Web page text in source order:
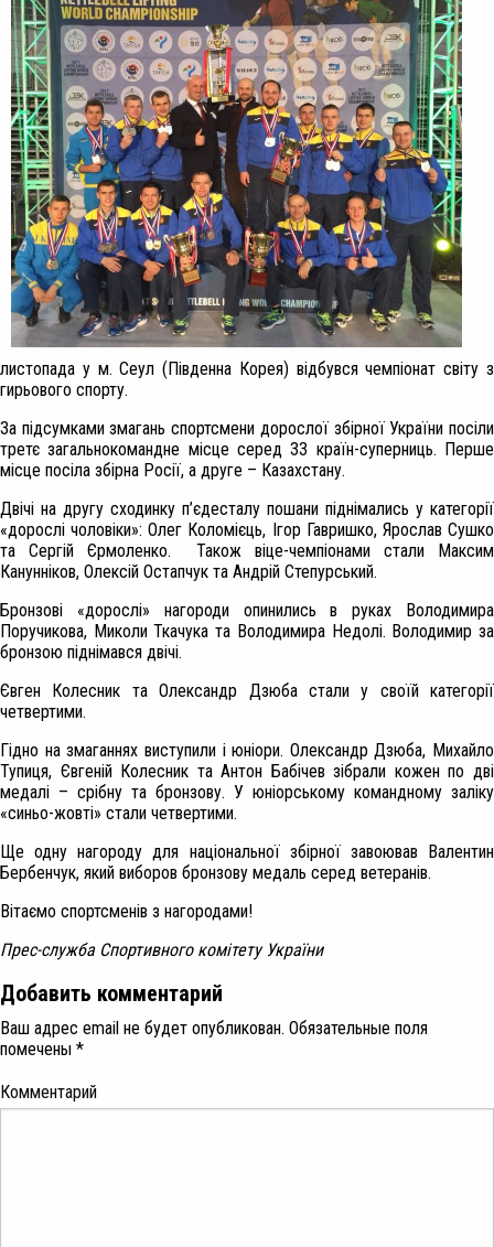
листопада у м. Сеул (Південна Корея) відбувся чемпіонат світу з
гирьового спорту.
За підсумками змагань спортсмени дорослої збірної України посіли
третє загальнокомандне місце серед 33 країн-суперниць. Перше
місце посіла збірна Росії, а друге – Казахстану.
Двічі на другу сходинку п’єдесталу пошани піднімались у категорії
«дорослі чоловіки»: Олег Коломієць, Ігор Гавришко, Ярослав Сушко
та Сергій Єрмоленко. Також віце-чемпіонами стали Максим
Канунніков, Олексій Остапчук та Андрій Степурський.
Бронзові «дорослі» нагороди опинились в руках Володимира
Поручикова, Миколи Ткачука та Володимира Недолі. Володимир за
бронзою піднімався двічі.
Євген Колесник та Олександр Дзюба стали у своїй категорії
четвертими.
Гідно на змаганнях виступили і юніори. Олександр Дзюба, Михайло
Тупиця, Євгеній Колесник та Антон Бабічев зібрали кожен по дві
медалі – срібну та бронзову. У юніорському командному заліку
«синьо-жовті» стали четвертими.
Ще одну нагороду для національної збірної завоював Валентин
Бербенчук, який виборов бронзову медаль серед ветеранів.
Вітаємо спортсменів з нагородами!
Прес-служба Спортивного комітету України
Добавить комментарий
Ваш адрес email не будет опубликован. Обязательные поля
помечены *
Комментарий